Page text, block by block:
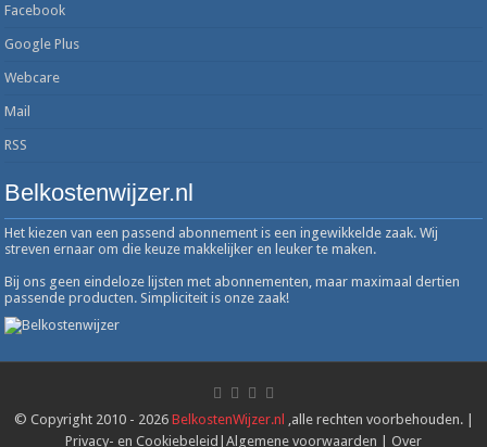
Facebook
Google Plus
Webcare
Mail
RSS
Belkostenwijzer.nl
Het kiezen van een passend abonnement is een ingewikkelde zaak. Wij
streven ernaar om die keuze makkelijker en leuker te maken.
Bij ons geen eindeloze lijsten met abonnementen, maar maximaal dertien
passende producten. Simpliciteit is onze zaak!
© Copyright 2010 - 2026 BelkostenWijzer.nl ,alle rechten voorbehouden. |
Privacy- en Cookiebeleid Algemene voorwaarden Over